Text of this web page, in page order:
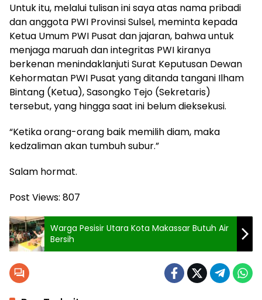
Untuk itu, melalui tulisan ini saya atas nama pribadi
dan anggota PWI Provinsi Sulsel, meminta kepada
Ketua Umum PWI Pusat dan jajaran, bahwa untuk
menjaga maruah dan integritas PWI kiranya
berkenan menindaklanjuti Surat Keputusan Dewan
Kehormatan PWI Pusat yang ditanda tangani Ilham
Bintang (Ketua), Sasongko Tejo (Sekretaris)
tersebut, yang hingga saat ini belum dieksekusi.
“Ketika orang-orang baik memilih diam, maka
kedzaliman akan tumbuh subur.”
Salam hormat.
Post Views: 807
Warga Pesisir Utara Kota Makassar Butuh Air
Bersih